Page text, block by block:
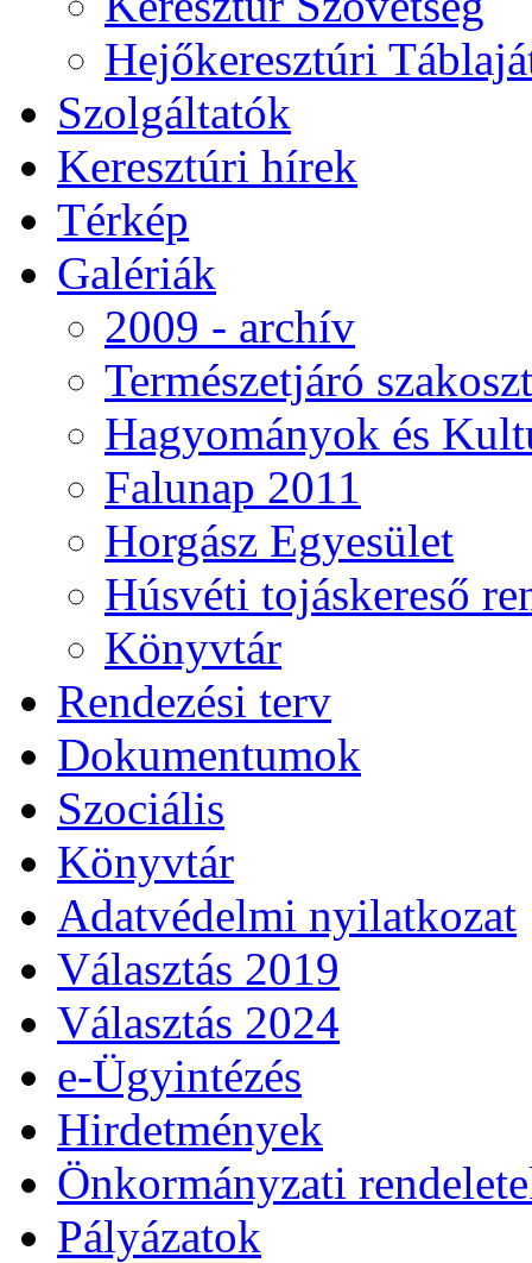
Hejőkeresztúri
Szolgáltatók
Keresztúri hírek
Térkép
Galériák
2009 - archív
Természetjáró
Hagyományok és
Falunap 2011
Horgász Egyesület
Húsvéti tojáskereső
Könyvtár
Rendezési terv
Dokumentumok
Szociális
Könyvtár
Adatvédelmi nyilatkozat
Választás 2019
Választás 2024
e-Ügyintézés
Hirdetmények
Önkormányzati
Pályázatok